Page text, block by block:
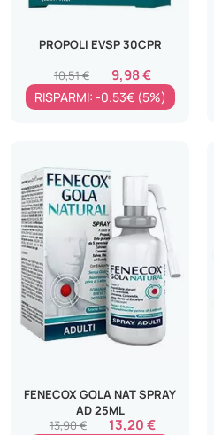
PROPOLI EVSP 30CPR
9,98 €
10,51 €
RISPARMI: -0.53€ (5%)
FENECOX GOLA NAT SPRAY
AD 25ML
13,20 €
13,90 €